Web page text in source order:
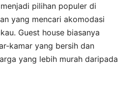
pilihan populer di
yang mencari akomodasi
Guest house biasanya
kamar yang bersih dan
yang lebih murah daripada